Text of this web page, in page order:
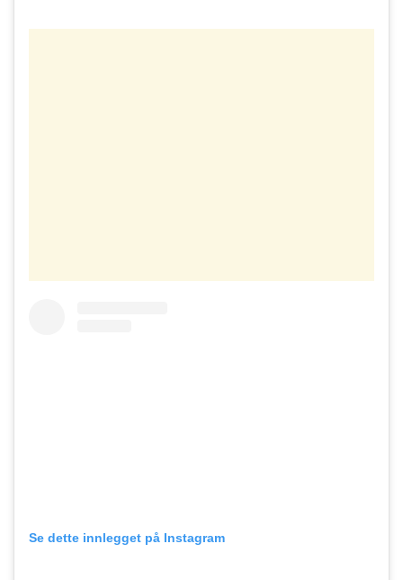
Se dette innlegget på Instagram